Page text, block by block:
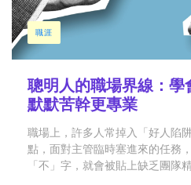
職涯
聰明人的職場界線：
默默苦幹更專業
職場上，許多人常掉入「好人
點，面對主管臨時塞進來的任務
「不」字，就會被貼上缺乏團隊